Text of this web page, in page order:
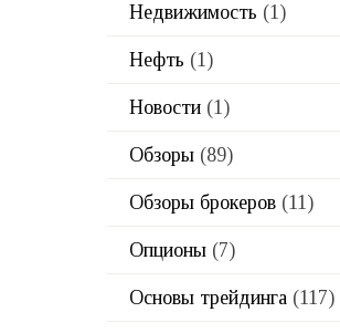
Недвижимость (1)
Нефть (1)
Новости (1)
Обзоры (89)
Обзоры брокеров (11)
Опционы (7)
Основы трейдинга (117)